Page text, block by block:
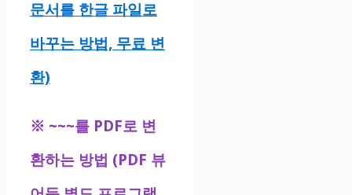
문서를 한글 파일로
바꾸는 방법, 무료 변
환)
※ ~~~를 PDF로 변
환하는 방법 (PDF 뷰